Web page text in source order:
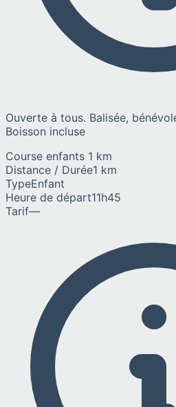
Ouverte à tous. Balisée,
Boisson incluse
Course enfants 1 km
Distance / Durée1 km
TypeEnfant
Heure de départ11h45
Tarif—